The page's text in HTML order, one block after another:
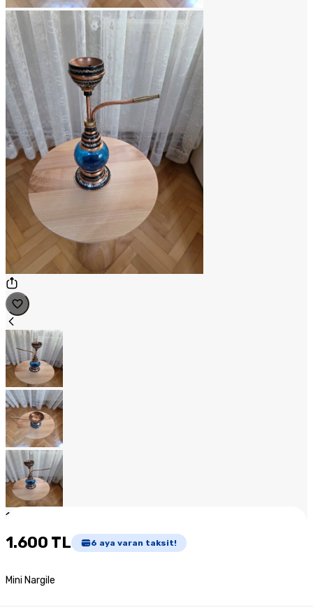
1
1.600 TL 6 aya varan taksit!
Mini Nargile